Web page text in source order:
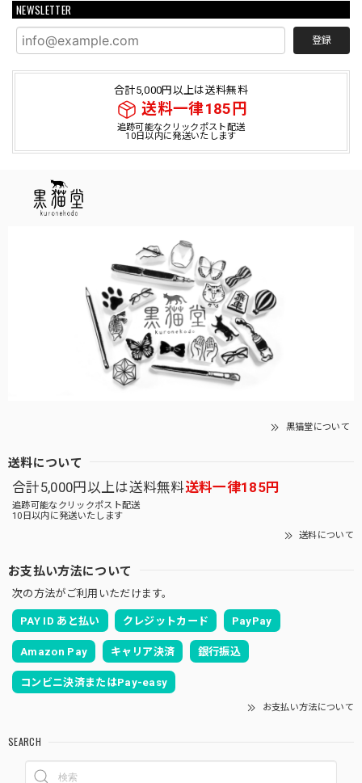
NEWSLETTER
登録
合計5,000円以上は送料無料
送料一律185円
追跡可能なクリックポスト配送
10日以内に発送いたします
黒猫堂について
送料について
合計5,000円以上は送料無料送料一律185円
追跡可能なクリックポスト配送
10日以内に発送いたします
送料について
お支払い方法について
次の方法がご利用いただけます。
PAY ID あと払い クレジットカード PayPay
Amazon Pay キャリア決済 銀行振込
コンビニ決済またはPay-easy
お支払い方法について
SEARCH